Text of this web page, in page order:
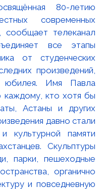
80-летию
современных
сообщает телеканал
все этапы
от студенческих
произведений,
юбилея. Имя Павла
кто хотя бы
Астаны и других
давно стали
культурной памяти
Скульптуры
парки, пешеходные
органично
и повседневную